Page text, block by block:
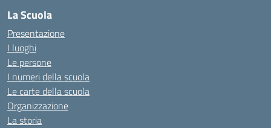
La Scuola
Presentazione
I luoghi
Le persone
I numeri della scuola
Le carte della scuola
Organizzazione
La storia